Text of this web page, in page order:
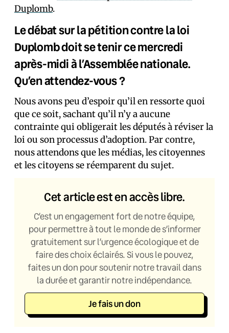
Duplomb.
Le débat sur la pétition contre la loi
Duplomb doit se tenir ce mercredi
après-midi à l’Assemblée nationale.
Qu’en attendez-vous ?
Nous avons peu d’espoir qu’il en ressorte quoi
que ce soit, sachant qu’il n’y a aucune
contrainte qui obligerait les députés à réviser la
loi ou son processus d’adoption. Par contre,
nous attendons que les médias, les citoyennes
et les citoyens se réemparent du sujet.
Cet article est en accès libre.
C’est un engagement fort de notre équipe,
pour permettre à tout le monde de s’informer
gratuitement sur l’urgence écologique et de
faire des choix éclairés. Si vous le pouvez,
faites un don pour soutenir notre travail dans
la durée et garantir notre indépendance.
Je fais un don